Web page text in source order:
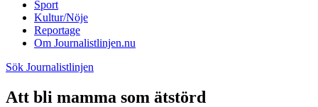
Sport
Kultur/Nöje
Reportage
Om Journalistlinjen.nu
Sök Journalistlinjen
Att bli mamma som ätstörd